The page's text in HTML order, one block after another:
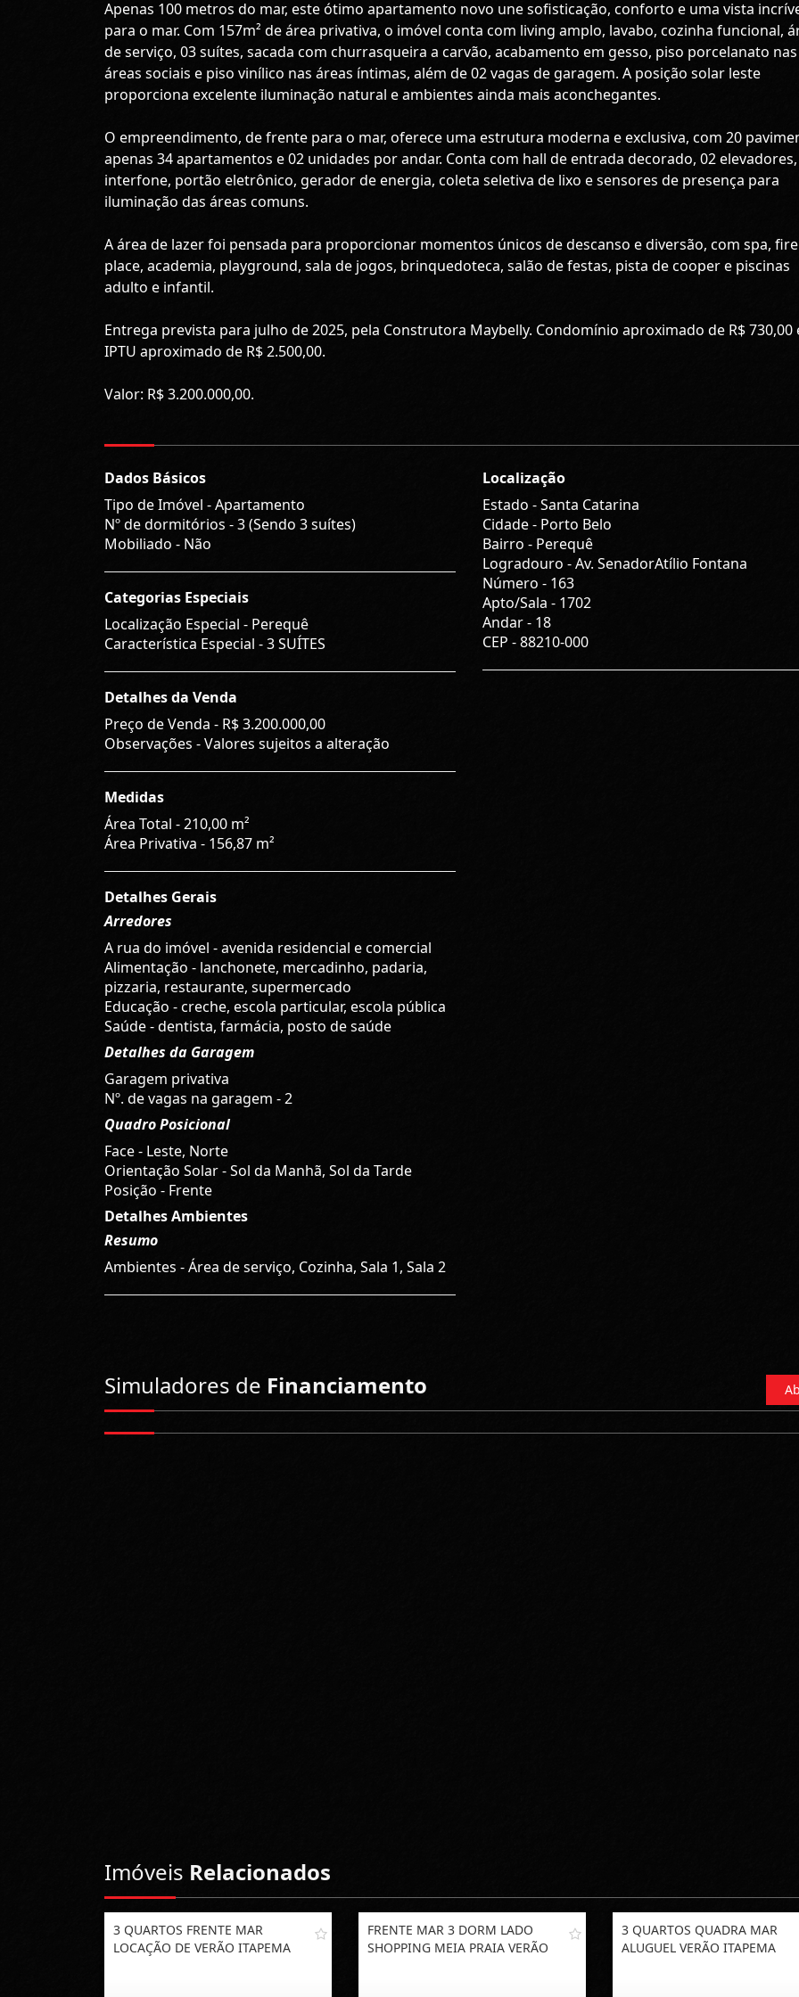
Apenas 100 metros do mar, este ótimo apartamento novo une sofisticação, conforto e uma vista
para o mar. Com 157m² de área privativa, o imóvel conta com living amplo, lavabo, cozinha funcional,
de serviço, 03 suítes, sacada com churrasqueira a carvão, acabamento em gesso, piso porcelanato nas
áreas sociais e piso vinílico nas áreas íntimas, além de 02 vagas de garagem. A posição solar leste
proporciona excelente iluminação natural e ambientes ainda mais aconchegantes.
O empreendimento, de frente para o mar, oferece uma estrutura moderna e exclusiva, com 20
apenas 34 apartamentos e 02 unidades por andar. Conta com hall de entrada decorado, 02 elevadores,
interfone, portão eletrônico, gerador de energia, coleta seletiva de lixo e sensores de presença para
iluminação das áreas comuns.
A área de lazer foi pensada para proporcionar momentos únicos de descanso e diversão, com spa, fire
place, academia, playground, sala de jogos, brinquedoteca, salão de festas, pista de cooper e piscinas
adulto e infantil.
Entrega prevista para julho de 2025, pela Construtora Maybelly. Condomínio aproximado de R$ 730,00
IPTU aproximado de R$ 2.500,00.
Valor: R$ 3.200.000,00.
Dados Básicos
Tipo de Imóvel - Apartamento
Nº de dormitórios - 3 (Sendo 3 suítes)
Mobiliado - Não
Categorias Especiais
Localização Especial - Perequê
Característica Especial - 3 SUÍTES
Detalhes da Venda
Preço de Venda - R$ 3.200.000,00
Observações - Valores sujeitos a alteração
Medidas
Área Total - 210,00 m²
Área Privativa - 156,87 m²
Detalhes Gerais
Arredores
A rua do imóvel - avenida residencial e comercial
Alimentação - lanchonete, mercadinho, padaria,
pizzaria, restaurante, supermercado
Educação - creche, escola particular, escola pública
Saúde - dentista, farmácia, posto de saúde
Detalhes da Garagem
Garagem privativa
Nº. de vagas na garagem - 2
Quadro Posicional
Face - Leste, Norte
Orientação Solar - Sol da Manhã, Sol da Tarde
Posição - Frente
Detalhes Ambientes
Resumo
Ambientes - Área de serviço, Cozinha, Sala 1, Sala 2
Localização
Estado -Santa Catarina
Cidade - Porto Belo
Bairro - Perequê
Logradouro -Av. SenadorAtílio Fontana
Número - 163
Apto/Sala - 1702
Andar - 18
CEP -88210-000
Simuladores de Financiamento
Imóveis Relacionados
3 QUARTOS FRENTE MAR
LOCAÇÃO DE VERÃO ITAPEMA
FRENTE MAR 3 DORM LADO
SHOPPING MEIA PRAIA VERÃO
3 QUARTOS QUADRA MAR
ALUGUEL VERÃO ITAPEMA